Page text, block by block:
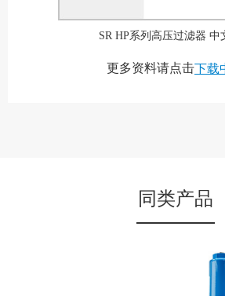
SR HP系列高压过滤器 中
更多资料请点击 下
同类产品